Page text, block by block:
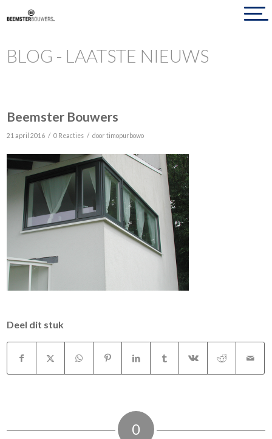
BLOG - LAATSTE NIEUWS
Beemster Bouwers
21 april 2016 / 0 Reacties / doortimopurbowo
Deel dit stuk
0